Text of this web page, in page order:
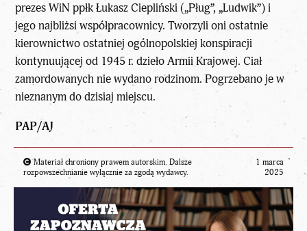
prezes WiN ppłk Łukasz Ciepliński („Pług”, „Ludwik”) i
jego najbliżsi współpracownicy. Tworzyli oni ostatnie
kierownictwo ostatniej ogólnopolskiej konspiracji
kontynuującej od 1945 r. dzieło Armii Krajowej. Ciał
zamordowanych nie wydano rodzinom. Pogrzebano je w
nieznanym do dzisiaj miejscu.
PAP/AJ
Materiał chroniony prawem autorskim. Dalsze
rozpowszechnianie wyłącznie za zgodą wydawcy.
1 marca
2025